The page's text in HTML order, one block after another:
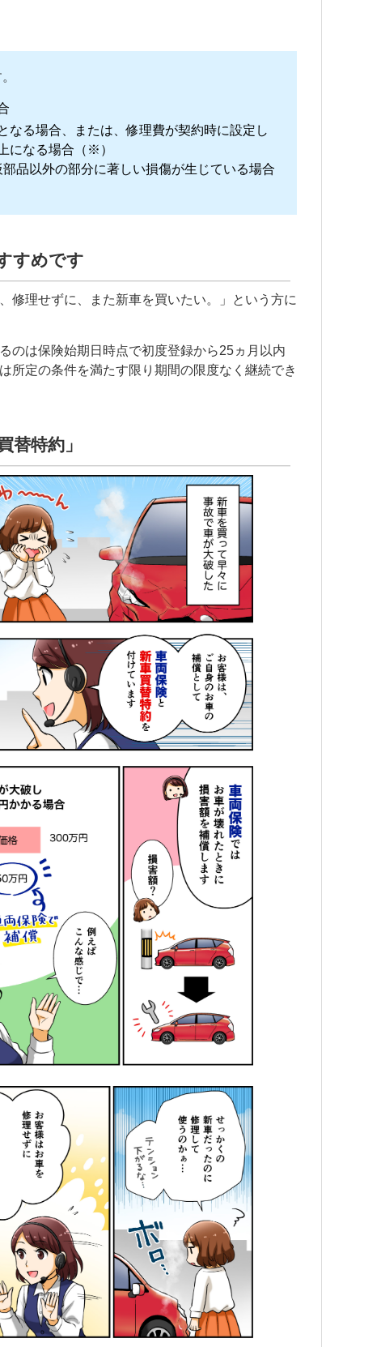
なる場合、または、修理費が契約時に設定し
になる場合（※）
品以外の部分に著しい損傷が生じている場合
すめです
修理せずに、また新車を買いたい。」という方に
のは保険始期日時点で初度登録から25ヵ月以内
所定の条件を満たす限り期間の限度なく継続でき
替特約」